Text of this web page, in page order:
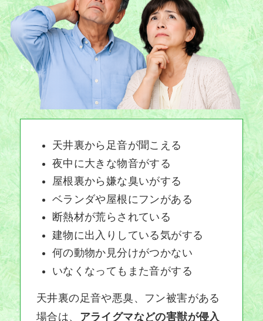
天井裏から足音が聞こえる
夜中に大きな物音がする
屋根裏から嫌な臭いがする
ベランダや屋根にフンがある
断熱材が荒らされている
建物に出入りしている気がする
何の動物か見分けがつかない
いなくなってもまた音がする
天井裏の足音や悪臭、フン被害がある
場合は、 アライグマなどの害獣が侵入